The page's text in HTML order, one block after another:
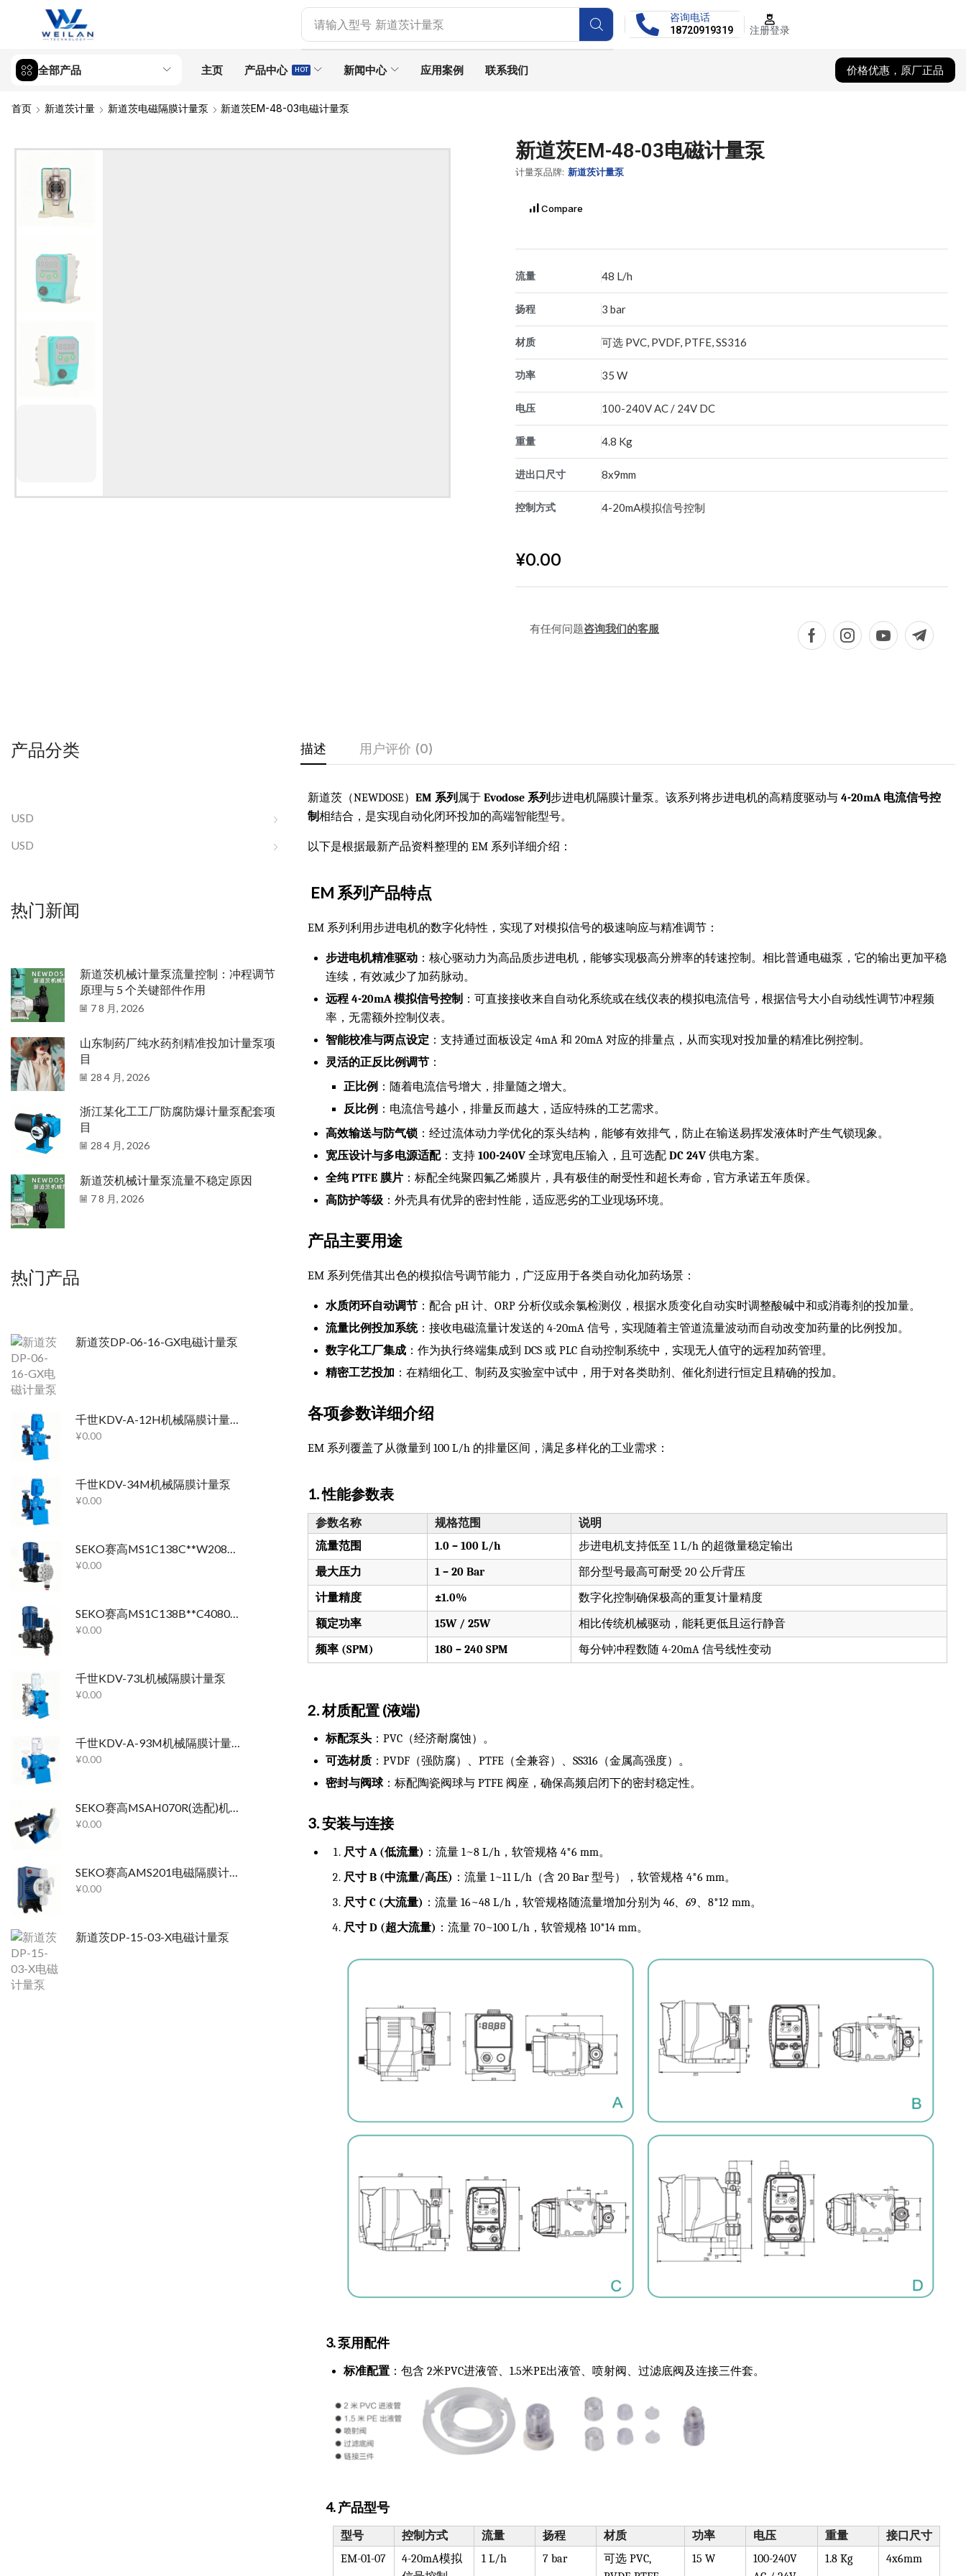
请输入型号 SEKO水质监测仪
咨询电话
18720919319
注册登录
全部产品 主页 产品中心 HOT 新闻中心 应用案例 联系我们 价格优惠，原厂正品
首页 新道茨计量 新道茨电磁隔膜计量泵 新道茨EM-48-03电磁计量泵
新道茨EM-48-03电磁计量泵
计量泵品牌: 新道茨计量泵
Compare
流量 48 L/h
扬程 3 bar
材质 可选 PVC, PVDF, PTFE, SS316
功率 35 W
电压 100-240V AC / 24V DC
重量 4.8 Kg
进出口尺寸 8x9mm
控制方式 4-20mA模拟信号控制
¥0.00
有任何问题咨询我们的客服
产品分类
USD
USD
热门新闻
新道茨机械计量泵流量控制：冲程调节
原理与 5 个关键部件作用
7 8 月, 2026
山东制药厂纯水药剂精准投加计量泵项
目
28 4 月, 2026
浙江某化工工厂防腐防爆计量泵配套项
目
28 4 月, 2026
新道茨机械计量泵流量不稳定原因
7 8 月, 2026
热门产品
新道茨DP-06-16-GX电磁计量泵
千世KDV-A-12H机械隔膜计量泵
¥0.00
千世KDV-34M机械隔膜计量泵
¥0.00
SEKO赛高MS1C138C**W208A机械隔膜计量泵
¥0.00
SEKO赛高MS1C138B**C4080机械隔膜计量泵
¥0.00
千世KDV-73L机械隔膜计量泵
¥0.00
千世KDV-A-93M机械隔膜计量泵
¥0.00
SEKO赛高MSAH070R(选配)机械隔膜计量泵
¥0.00
SEKO赛高AMS201电磁隔膜计量泵
¥0.00
新道茨DP-15-03-X电磁计量泵
描述 用户评价 (0)
新道茨（NEWDOSE）EM 系列 属于Evodose 系列步进电机隔膜计量泵。该系列将步进电机的高精度驱动与4-20mA 电流信号控
制相结合，是实现自动化闭环投加的高端智能型号。
以下是根据最新产品资料整理的 EM 系列详细介绍：
EM 系列产品特点
EM 系列利用步进电机的数字化特性，实现了对模拟信号的极速响应与精准调节：
步进电机精准驱动 ：核心驱动力为高品质步进电机，能够实现极高分辨率的转速控制。相比普通电磁泵，它的输出更加平稳
连续，有效减少了加药脉动。
远程 4-20mA 模拟信号控制 ：可直接接收来自自动化系统或在线仪表的模拟电流信号，根据信号大小自动线性调节冲程频
率，无需额外控制仪表。
智能校准与两点设定 ：支持通过面板设定 4mA 和 20mA 对应的排量点，从而实现对投加量的精准比例控制。
灵活的正反比例调节 ：
正比例 ：随着电流信号增大，排量随之增大。
反比例 ：电流信号越小，排量反而越大，适应特殊的工艺需求。
高效输送与防气锁 ：经过流体动力学优化的泵头结构，能够有效排气，防止在输送易挥发液体时产生气锁现象。
宽压设计与多电源适配：支持100-240V 全球宽电压输入，且可选配DC 24V 供电方案。
全纯 PTFE 膜片 ：标配全纯聚四氟乙烯膜片，具有极佳的耐受性和超长寿命，官方承诺五年质保。
高防护等级 ：外壳具有优异的密封性能，适应恶劣的工业现场环境。
产品主要用途
EM 系列凭借其出色的模拟信号调节能力，广泛应用于各类自动化加药场景：
水质闭环自动调节 ：配合 pH 计、ORP 分析仪或余氯检测仪，根据水质变化自动实时调整酸碱中和或消毒剂的投加量。
流量比例投加系统：接收电磁流量计发送的 4-20mA 信号，实现随着主管道流量波动而自动改变加药量的比例投加。
数字化工厂集成 ：作为执行终端集成到 DCS 或 PLC 自动控制系统中，实现无人值守的远程加药管理。
精密工艺投加 ：在精细化工、制药及实验室中试中，用于对各类助剂、催化剂进行恒定且精确的投加。
各项参数详细介绍
EM 系列覆盖了从微量到 100 L/h 的排量区间，满足多样化的工业需求：
1. 性能参数表
参数名称 规格范围
说明
流量范围
1.0 – 100 L/h
步进电机支持低至 1 L/h 的超微量稳定输出
最大压力
1 – 20 Bar
部分型号最高可耐受 20 公斤背压
计量精度
±1.0%
数字化控制确保极高的重复计量精度
额定功率
15W / 25W
相比传统机械驱动，能耗更低且运行静音
频率 (SPM)
180 – 240 SPM 每分钟冲程数随 4-20mA 信号线性变动
2. 材质配置 (液端)
标配泵头 ：PVC（经济耐腐蚀）。
可选材质 ：PVDF（强防腐）、PTFE（全兼容）、SS316（金属高强度）。
密封与阀球：标配陶瓷阀球与 PTFE 阀座，确保高频启闭下的密封稳定性。
3. 安装与连接
尺寸 A (低流量) ：流量 1~8 L/h，软管规格 4*6 mm。
尺寸 B (中流量/高压) ：流量 1~11 L/h（含 20 Bar 型号），软管规格 4*6 mm。
尺寸 C (大流量) ：流量 16~48 L/h，软管规格随流量增加分别为 46、69、8*12 mm。
尺寸 D (超大流量) ：流量 70~100 L/h，软管规格 10*14 mm。
3. 泵用配件
标准配置 ：包含 2米PVC进液管、1.5米PE出液管、喷射阀、过滤底阀及连接三件套。
4. 产品型号
型号 控制方式 流量 扬程 材质 功率 电压 重量
接口尺寸
EM-01-07
4-20mA模拟
1 L/h 7 bar
可选 PVC,
15 W
100-240V
1.8 Kg 4x6mm